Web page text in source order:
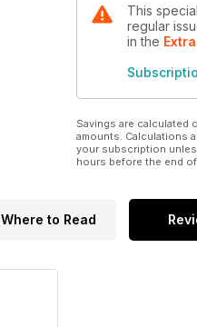
This
regular
in the
Savings are calculated
amounts. Calculations
your subscription
hours before the end
Where to Read